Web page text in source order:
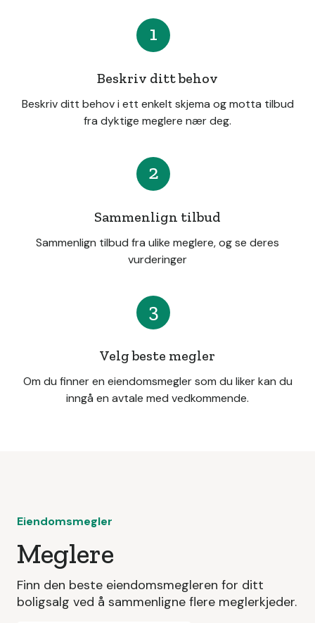
1
Beskriv ditt behov
Beskriv ditt behov i ett enkelt skjema og motta tilbud
fra dyktige meglere nær deg.
2
Sammenlign tilbud
Sammenlign tilbud fra ulike meglere, og se deres
vurderinger
3
Velg beste megler
Om du finner en eiendomsmegler som du liker kan du
inngå en avtale med vedkommende.
Eiendomsmegler
Meglere
Finn den beste eiendomsmegleren for ditt
boligsalg ved å sammenligne flere meglerkjeder.